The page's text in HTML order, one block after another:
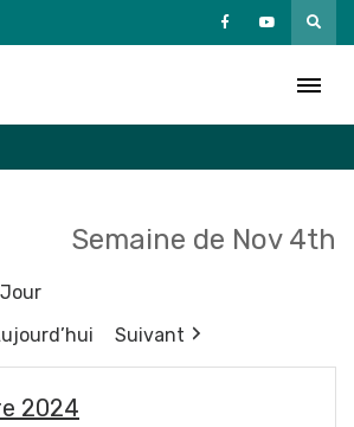
Semaine de Nov 4th
Jour
Suivant
2024